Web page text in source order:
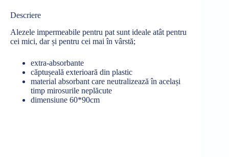
Descriere
Alezele impermeabile pentru pat sunt ideale atât pentru
cei mici, dar și pentru cei mai în vârstă;
extra-absorbante
căptușeală exterioară din plastic
material absorbant care neutralizează în același
timp mirosurile neplăcute
dimensiune 60*90cm